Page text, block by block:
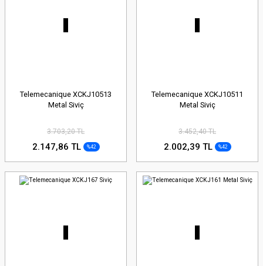
Telemecanique XCKJ10513
Metal Siviç
3.703,20 TL
2.147,86 TL %42
Telemecanique XCKJ10511
Metal Siviç
3.452,40 TL
2.002,39 TL %42